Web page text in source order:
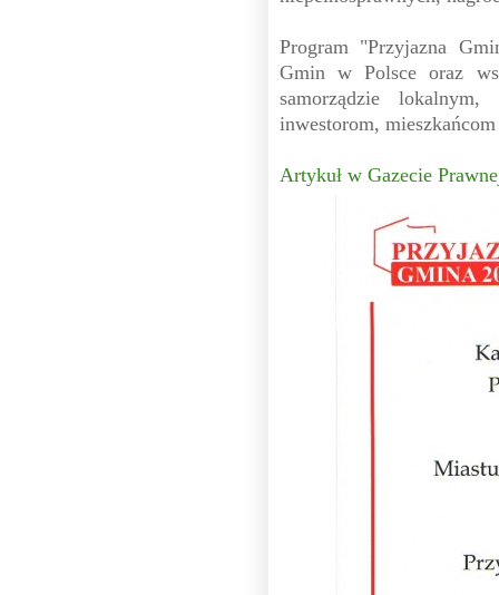
Program "Przyjazna
Gmin w Polsce oraz
samorządzie
inwestorom,
Artykuł w Gazecie